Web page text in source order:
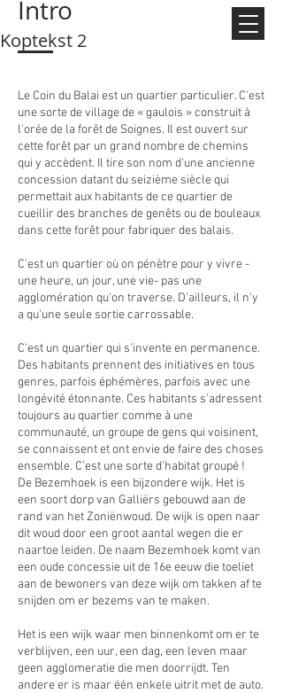
Koptekst 2
Intro
Le Coin du Balai est un quartier particulier. C'est
une sorte de village de « gaulois » construit à
l'orée de la forêt de Soignes. Il est ouvert sur
cette forêt par un grand nombre de chemins
qui y accèdent. Il tire son nom d'une ancienne
concession datant du seizième siècle qui
permettait aux habitants de ce quartier de
cueillir des branches de genêts ou de bouleaux
dans cette forêt pour fabriquer des balais.
C'est un quartier où on pénètre pour y vivre -
une heure, un jour, une vie- pas une
agglomération qu'on traverse. D'ailleurs, il n'y
a qu'une seule sortie carrossable.
C'est un quartier qui s'invente en permanence.
Des habitants prennent des initiatives en tous
genres, parfois éphémères, parfois avec une
longévité étonnante. Ces habitants s'adressent
toujours au quartier comme à une
communauté, un groupe de gens qui voisinent,
se connaissent et ont envie de faire des choses
ensemble. C’est une sorte d’habitat groupé !
De Bezemhoek is een bijzondere wijk. Het is
een soort dorp van Galliërs gebouwd aan de
rand van het Zoniënwoud. De wijk is open naar
dit woud door een groot aantal wegen die er
naartoe leiden. De naam Bezemhoek komt van
een oude concessie uit de 16e eeuw die toeliet
aan de bewoners van deze wijk om takken af te
snijden om er bezems van te maken.
Het is een wijk waar men binnenkomt om er te
verblijven, een uur, een dag, een leven maar
geen agglomeratie die men doorrijdt. Ten
andere er is maar één enkele uitrit met de auto.